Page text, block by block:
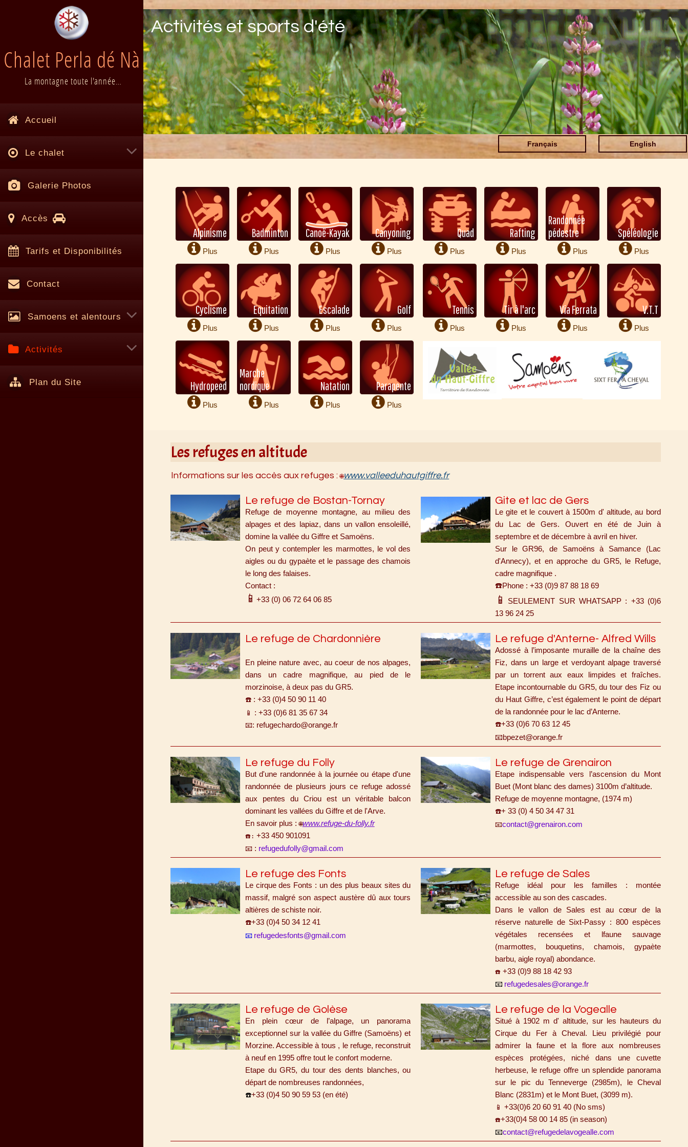
Chalet Perla dé Nà
La montagne toute l'année…
Accueil
Le chalet
Galerie Photos
Accès
Tarifs et Disponibilités
Contact
Samoens et alentours
Activités
Plan du Site
Activités et sports d'été
Français English
Alpinisme
Plus
d'infos
Badminton
Plus
d'infos
Canoë-Kayak
Plus
d'infos
Canyoning
Plus
d'infos
Cyclisme
Plus
d'infos
Equitation
Plus
d'infos
Escalade
Plus
d'infos
Golf
Plus
d'infos
Hydropeed
Plus
Marche
nordique
Plus
Natation
Plus
Parapente
Plus
Quad
Plus
d'infos
Rafting
Plus
d'infos
Randonnée
pédestre
Plus
d'infos
Spéléologie
Plus
d'infos
Tennis
Plus
d'infos
Tir à l'arc
Plus
d'infos
Via Ferrata
Plus
d'infos
V.T.T
Plus
d'infos
Les refuges en altitude
Informations sur les accès aux refuges :🌐www.valleeduhautgiffre.fr
Le refuge de Bostan-Tornay
Refuge de moyenne montagne, au milieu des
alpages et des lapiaz, dans un vallon ensoleillé,
domine la vallée du Giffre et Samoëns.
On peut y contempler les marmottes, le vol des
aigles ou du gypaète et le passage des chamois
le long des falaises.
Contact :
📱 +33 (0) 06 72 64 06 85
Gite et lac de Gers
Le gite et le couvert à 1500m d' altitude, au bord
du Lac de Gers. Ouvert en été de Juin à
septembre et de décembre à avril en hiver.
Sur le GR96, de Samoëns à Samance (Lac
d'Annecy), et en approche du GR5, le Refuge,
cadre magnifique .
☎️Phone : +33 (0)9 87 88 18 69
📱
SEULEMENT SUR WHATSAPP : +33 (0)6
13 96 24 25
Le refuge de Chardonnière
En pleine nature avec, au coeur de nos alpages,
dans un cadre magnifique, au pied de le
morzinoise, à deux pas du GR5.
☎️: +33 (0)4 50 90 11 40
📱 : +33 (0)6 81 35 67 34
📧: refugechardo@orange.fr
Le refuge d'Anterne- Alfred Wills
Adossé à l’imposante muraille de la chaîne des
Fiz, dans un large et verdoyant alpage traversé
par un torrent aux eaux limpides et fraîches.
Etape incontournable du GR5, du tour des Fiz ou
du Haut Giffre, c’est également le point de départ
de la randonnée pour le lac d’Anterne.
☎️+33 (0)6 70 63 12 45
📧bpezet@orange.fr
Le refuge du Folly
But d'une randonnée à la journée ou étape d'une
randonnée de plusieurs jours ce refuge adossé
aux pentes du Criou est un véritable balcon
dominant les vallées du Giffre et de l'Arve.
En savoir plus :🌐www.refuge-du-folly.fr
☎️ : +33 450 901091
📧: refugedufolly@gmail.com
Le refuge de Grenairon
Etape indispensable vers l’ascension du Mont
Buet (Mont blanc des dames) 3100m d’altitude.
Refuge de moyenne montagne, (1974 m)
☎️+ 33 (0) 4 50 34 47 31
📧contact@grenairon.com
Le refuge des Fonts
Le cirque des Fonts : un des plus beaux sites du
massif, malgré son aspect austère dû aux tours
altières de schiste noir.
☎️+33 (0)4 50 34 12 41
📧 refugedesfonts@gmail.com
Le refuge de Sales
Refuge idéal pour les familles : montée
accessible au son des cascades.
Dans le vallon de Sales est au cœur de la
réserve naturelle de Sixt-Passy : 800 espèces
végétales recensées et lfaune sauvage
(marmottes, bouquetins, chamois, gypaète
barbu, aigle royal) abondance.
☎️ +33 (0)9 88 18 42 93
📧 refugedesales@orange.fr
Le refuge de Golèse
En plein cœur de l’alpage, un panorama
exceptionnel sur la vallée du Giffre (Samoëns) et
Morzine. Accessible à tous , le refuge, reconstruit
à neuf en 1995 offre tout le confort moderne.
Etape du GR5, du tour des dents blanches, ou
départ de nombreuses randonnées,
☎️+33 (0)4 50 90 59 53 (en été)
Le refuge de la Vogealle
Situé à 1902 m d' altitude, sur les hauteurs du
Cirque du Fer à Cheval. Lieu privilégié pour
admirer la faune et la flore aux nombreuses
espèces protégées, niché dans une cuvette
herbeuse, le refuge offre un splendide panorama
sur le pic du Tenneverge (2985m), le Cheval
Blanc (2831m) et le Mont Buet, (3099 m).
📱 +33(0)6 20 60 91 40 (No sms)
☎️+33(0)4 58 00 14 85 (in season)
📧contact@refugedelavogealle.com